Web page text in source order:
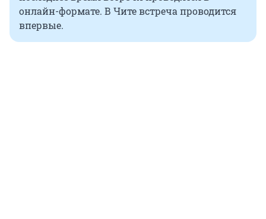
онлайн-формате. В Чите встреча проводится
впервые.